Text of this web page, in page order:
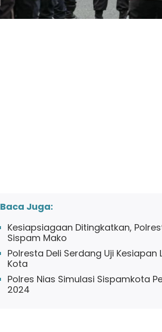
Baca Juga:
Kesiapsiagaan Ditingkatkan,
Sispam Mako
Polresta Deli Serdang Uji
Kota
Polres Nias Simulasi Sispamkota
2024